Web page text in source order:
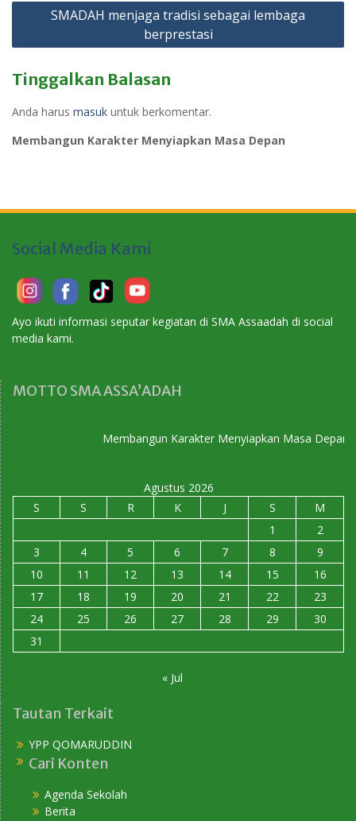
SMADAH menjaga tradisi sebagai lembaga
berprestasi
Tinggalkan Balasan
Anda harus masuk untuk berkomentar.
Membangun Karakter Menyiapkan Masa Depan
Social Media Kami
Ayo ikuti informasi seputar kegiatan di SMA Assaadah di social
media kami.
MOTTO SMA ASSA’ADAH
Membangun Karakter Menyiapkan Masa Depan
Agustus 2026
S
S R K J S
M
1
2
3
4 5 6 7 8
9
10
11 12 13 14 15
16
17
18 19 20 21 22
23
24
25 26 27 28 29
30
31
« Jul
Tautan Terkait
YPP QOMARUDDIN
Cari Konten
Agenda Sekolah
Berita